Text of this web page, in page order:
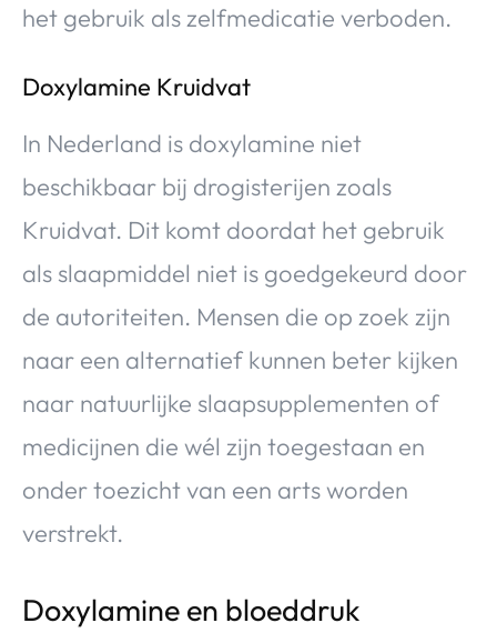
het gebruik als zelfmedicatie verboden.
Doxylamine Kruidvat
In Nederland is doxylamine niet
beschikbaar bij drogisterijen zoals
Kruidvat. Dit komt doordat het gebruik
als slaapmiddel niet is goedgekeurd door
de autoriteiten. Mensen die op zoek zijn
naar een alternatief kunnen beter kijken
naar natuurlijke slaapsupplementen of
medicijnen die wél zijn toegestaan en
onder toezicht van een arts worden
verstrekt.
Doxylamine en bloeddruk